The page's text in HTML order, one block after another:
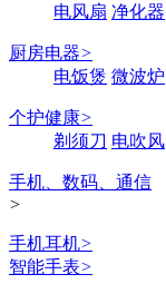
电风扇 净化器
厨房电器>
电饭煲 微波炉
个护健康>
剃须刀 电吹风
手机、数码、通信
>
手机耳机>
智能手表>